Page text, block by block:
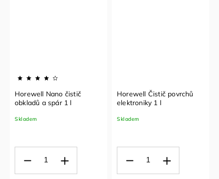
Horewell Nano čistič
obkladů a spár 1 l
Skladem
Horewell Čistič povrchů
elektroniky 1 l
Skladem